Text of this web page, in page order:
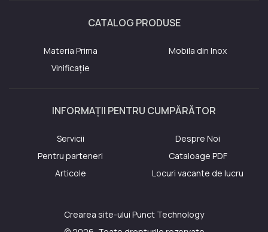
CATALOG PRODUSE
Materia Prima
Mobila din Inox
Vinificație
INFORMAȚII PENTRU CUMPĂRĂTOR
Servicii
Despre Noi
Pentru parteneri
Cataloage PDF
Articole
Locuri vacante de lucru
Crearea site-ului Punct Technology